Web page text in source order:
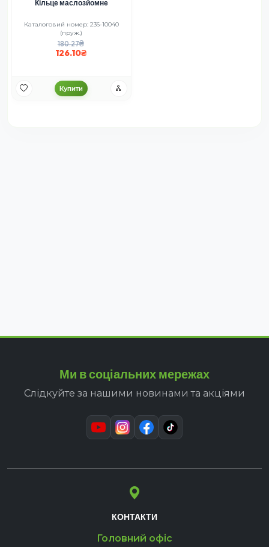
Кільце маслозйомне
Каталоговий номер: 236-10040
(пруж.)
180.27
126.10
Купити
Ми в соціальних мережах
Слідкуйте за нашими новинами та акціями
КОНТАКТИ
Головний офіс